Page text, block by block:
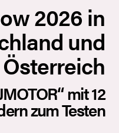
2026 in
und
Österreich
mit 12
zum Testen